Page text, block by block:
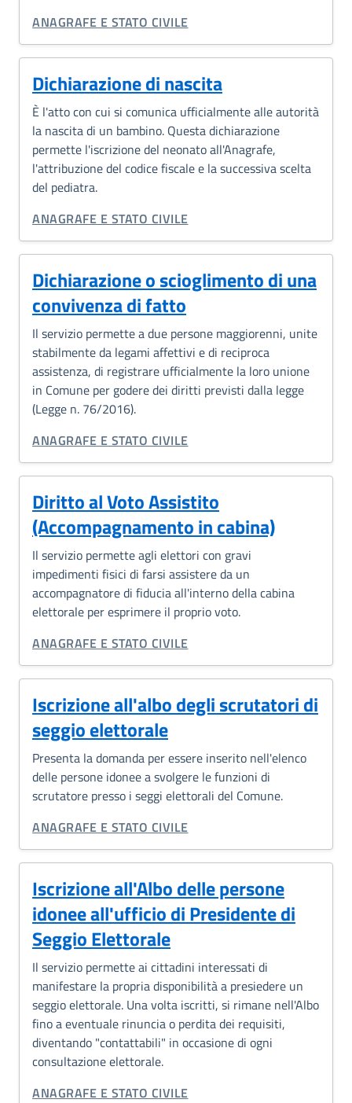
CATEGORIA CORRELATA:
ANAGRAFE E STATO CIVILE
Dichiarazione di nascita
È l'atto con cui si comunica ufficialmente alle autorità
la nascita di un bambino. Questa dichiarazione
permette l'iscrizione del neonato all'Anagrafe,
l'attribuzione del codice fiscale e la successiva scelta
del pediatra.
CATEGORIA CORRELATA:
ANAGRAFE E STATO CIVILE
Dichiarazione o scioglimento di una
convivenza di fatto
Il servizio permette a due persone maggiorenni, unite
stabilmente da legami affettivi e di reciproca
assistenza, di registrare ufficialmente la loro unione
in Comune per godere dei diritti previsti dalla legge
(Legge n. 76/2016).
CATEGORIA CORRELATA:
ANAGRAFE E STATO CIVILE
Diritto al Voto Assistito
(Accompagnamento in cabina)
Il servizio permette agli elettori con gravi
impedimenti fisici di farsi assistere da un
accompagnatore di fiducia all'interno della cabina
elettorale per esprimere il proprio voto.
CATEGORIA CORRELATA:
ANAGRAFE E STATO CIVILE
Iscrizione all'albo degli scrutatori di
seggio elettorale
Presenta la domanda per essere inserito nell'elenco
delle persone idonee a svolgere le funzioni di
scrutatore presso i seggi elettorali del Comune.
CATEGORIA CORRELATA:
ANAGRAFE E STATO CIVILE
Iscrizione all'Albo delle persone
idonee all'ufficio di Presidente di
Seggio Elettorale
Il servizio permette ai cittadini interessati di
manifestare la propria disponibilità a presiedere un
seggio elettorale. Una volta iscritti, si rimane nell'Albo
fino a eventuale rinuncia o perdita dei requisiti,
diventando "contattabili" in occasione di ogni
consultazione elettorale.
CATEGORIA CORRELATA:
ANAGRAFE E STATO CIVILE